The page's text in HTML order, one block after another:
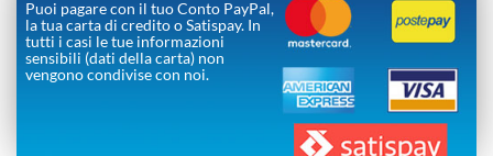
Puoi pagare con il tuo Conto PayPal,
la tua carta di credito o Satispay. In
tutti i casi le tue informazioni
sensibili (dati della carta) non
vengono condivise con noi.